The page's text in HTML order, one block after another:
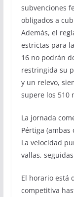
subvenciones
obligados a
Además, el
estrictas para
16 no podrán
restringida su
y un relevo,
supere los 510
La jornada
Pértiga (ambas
La velocidad
vallas,
El horario está
competitiva